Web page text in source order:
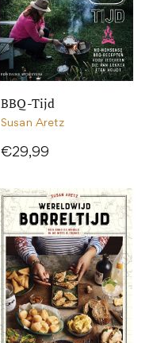
BBQ-Tijd
Susan Aretz
€29,99